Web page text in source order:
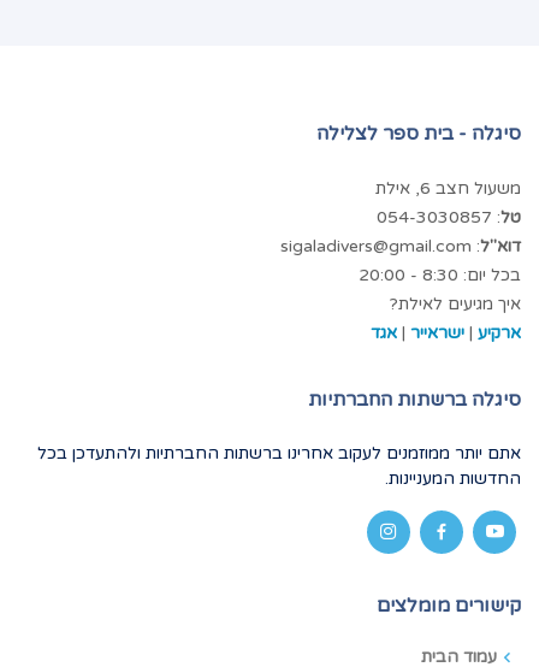
סיגלה - בית ספר לצלילה
משעול חצב 6, אילת
טל: 054-3030857
דוא"ל: sigaladivers@gmail.com
בכל יום: 8:30 - 20:00
איך מגיעים לאילת?
ארקיע | ישראייר | אגד
סיגלה ברשתות החברתיות
אתם יותר ממוזמנים לעקוב אחרינו ברשתות החברתיות ולהתעדכן בכל
החדשות המעניינות.
קישורים מומלצים
עמוד הבית